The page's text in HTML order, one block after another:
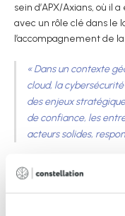
sein d’APX/Axians, où il
avec un rôle clé dans le
l’accompagnement de
«Dans un contexte
cloud, la
des enjeux
de confiance, les
acteurs solides,
C’est dans cet esprit
contribuer à